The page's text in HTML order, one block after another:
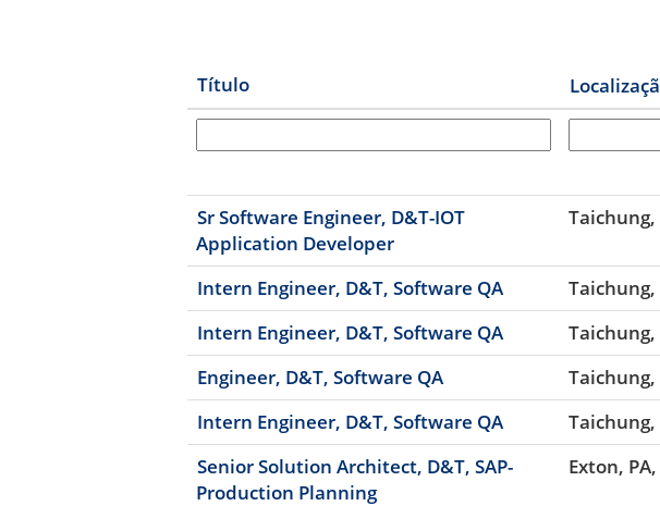
Título
Sr Software Engineer, D&T-IOT
Application Developer
Taichung,
Intern Engineer, D&T, Software QA Taichung,
Intern Engineer, D&T, Software QA
Taichung,
Engineer, D&T, Software QA
Taichung,
Intern Engineer, D&T, Software QA
Taichung,
Senior Solution Architect, D&T, SAP-
Production Planning
Exton,